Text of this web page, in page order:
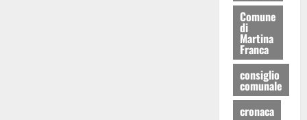
Comune
di
Martina
Franca
consiglio
comunale
cronaca